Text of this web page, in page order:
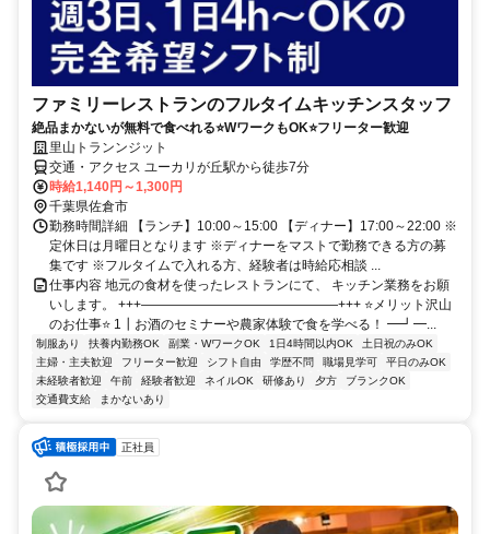
ファミリーレストランのフルタイムキッチンスタッフ
絶品まかないが無料で食べれる⭐WワークもOK⭐フリーター歓迎
里山トランンジット
交通・アクセス ユーカリが丘駅から徒歩7分
時給1,140円～1,300円
千葉県佐倉市
勤務時間詳細 【ランチ】10:00～15:00 【ディナー】17:00～22:00 ※
定休日は月曜日となります ※ディナーをマストで勤務できる方の募
集です ※フルタイムで入れる方、経験者は時給応相談 ...
仕事内容 地元の食材を使ったレストランにて、 キッチン業務をお願
いします。 +++———————————————+++ ⭐メリット沢山
のお仕事⭐ 1┃お酒のセミナーや農家体験で食を学べる！ ━┛━...
制服あり 扶養内勤務OK 副業・WワークOK 1日4時間以内OK
土日祝のみOK
主婦・主夫歓迎
フリーター歓迎 シフト自由 学歴不問 職場見学可
平日のみOK
未経験者歓迎
午前 経験者歓迎 ネイルOK 研修あり 夕方
ブランクOK
交通費支給
まかないあり
正社員